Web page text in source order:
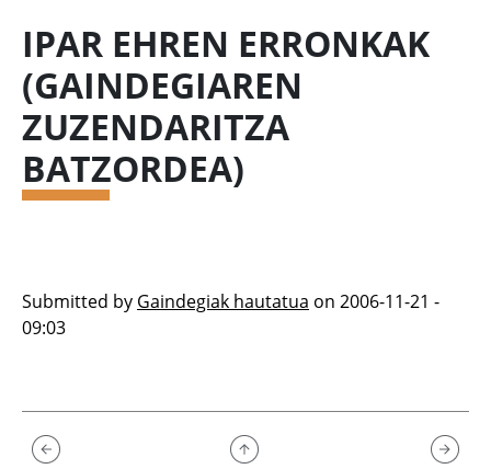
IPAR EHREN ERRONKAK
(GAINDEGIAREN
ZUZENDARITZA
BATZORDEA)
Submitted by Gaindegiak hautatua on 2006-11-21 -
09:03